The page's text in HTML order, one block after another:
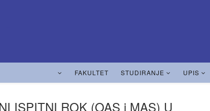
FAKULTET STUDIRANJE UPIS
ISPITNI ROK (OAS i MAS) U